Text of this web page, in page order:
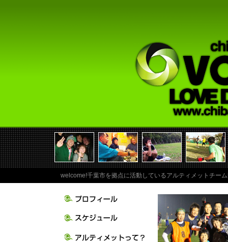
welcome!千葉市を拠点に活動しているアルティメットチー